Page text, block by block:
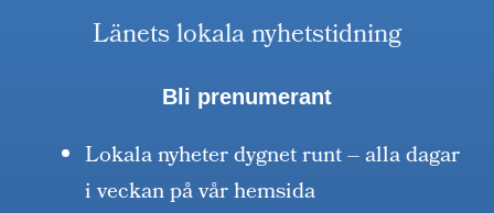
Länets lokala nyhetstidning
Bli prenumerant
Lokala nyheter dygnet runt – alla dagar
i veckan på vår hemsida